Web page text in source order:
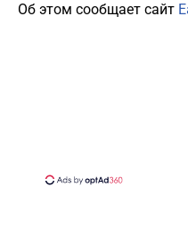
Об этом сообщает сайт